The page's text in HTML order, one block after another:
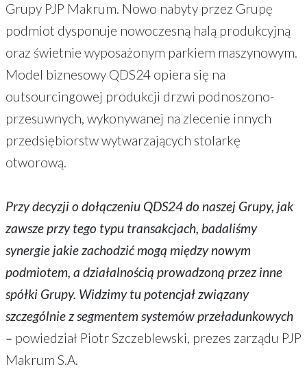
Grupy PJP Makrum. Nowo nabyty przez Grupę
podmiot dysponuje nowoczesną halą produkcyjną
oraz świetnie wyposażonym parkiem maszynowym.
Model biznesowy QDS24 opiera się na
outsourcingowej produkcji drzwi podnoszono-
przesuwnych, wykonywanej na zlecenie innych
przedsiębiorstw wytwarzających stolarkę
otworową.
Przy decyzji o dołączeniu QDS24 do naszej Grupy, jak
zawsze przy tego typu transakcjach, badaliśmy
synergie jakie zachodzić mogą między nowym
podmiotem, a działalnością prowadzoną przez inne
spółki Grupy. Widzimy tu potencjał związany
szczególnie z segmentem systemów przeładunkowych
– powiedział Piotr Szczeblewski, prezes zarządu PJP
Makrum S.A.